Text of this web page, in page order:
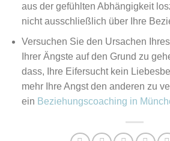
aus der gefühlten Abhängigkeit
nicht ausschließlich über Ihre
Versuchen Sie den Ursachen
Ihrer Ängste auf den Grund zu
dass, Ihre Eifersucht kein
mehr Ihre Angst den anderen zu
ein Beziehungscoaching in